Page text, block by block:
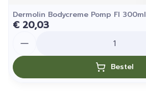
Dermolin Bodycreme Pomp Fl 300ml
€ 20,03
Bestel